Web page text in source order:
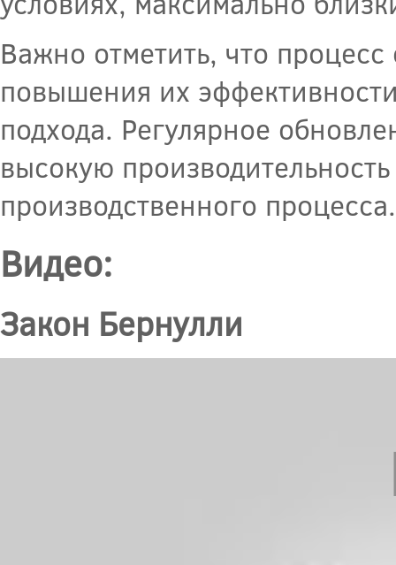
Важно отметить, что
повышения их
подхода. Регулярное
высокую
производственного процесса.
Видео:
Закон Бернулли